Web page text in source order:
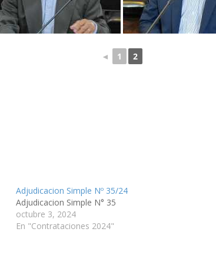
◄ 1 2
Adjudicacion Simple Nº 35/24
Adjudicacion Simple N° 35
octubre 3, 2024
En "Contrataciones 2024"